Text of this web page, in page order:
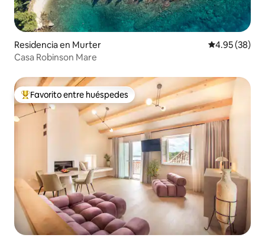
Residencia en Murter Calificación
4.95 (38)
Casa Robinson Mare
De los mejores en Favorito entre huéspedes
Favorito entre huéspedes